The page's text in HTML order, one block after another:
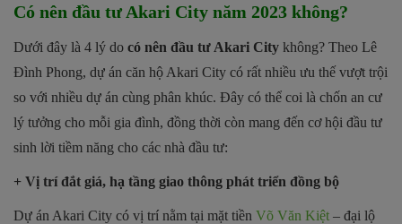
Có nên đầu tư Akari City năm 2023 không?
Dưới đây là 4 lý do có nên đầu tư Akari City không? Theo Lê
Đình Phong, dự án căn hộ Akari City có rất nhiều ưu thế vượt trội
so với nhiều dự án cùng phân khúc. Đây có thể coi là chốn an cư
lý tưởng cho mỗi gia đình, đồng thời còn mang đến cơ hội đầu tư
sinh lời tiềm năng cho các nhà đầu tư:
+ Vị trí đắt giá, hạ tầng giao thông phát triển đồng bộ
Dự án Akari City có vị trí nằm tại mặt tiền Võ Văn Kiệt – đại lộ